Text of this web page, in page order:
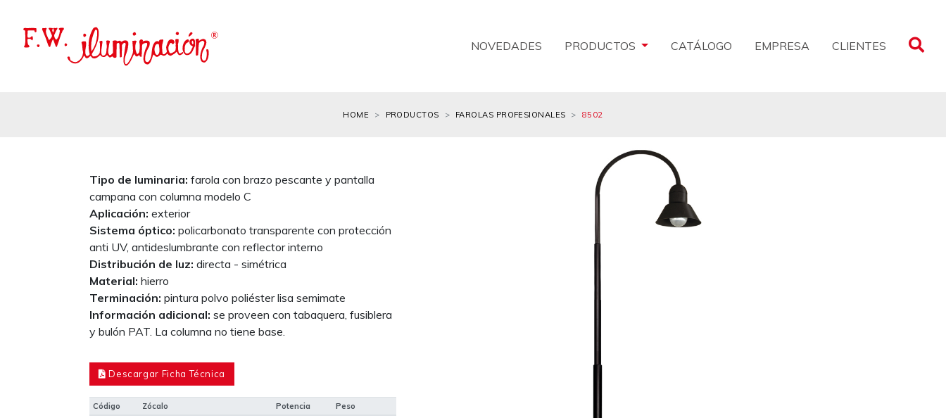
NOVEDADES PRODUCTOS CATÁLOGO EMPRESA CLIENTES
HOME PRODUCTOS FAROLAS PROFESIONALES 8502
Tipo de luminaria: farola con brazo pescante y pantalla
campana con columna modelo C
Aplicación: exterior
Sistema óptico: policarbonato transparente con protección
anti UV, antideslumbrante con reflector interno
Distribución de luz: directa - simétrica
Material: hierro
Terminación: pintura polvo poliéster lisa semimate
Información adicional: se proveen con tabaquera, fusiblera
y bulón PAT. La columna no tiene base.
Descargar Ficha Técnica
Código Zócalo Potencia
Peso